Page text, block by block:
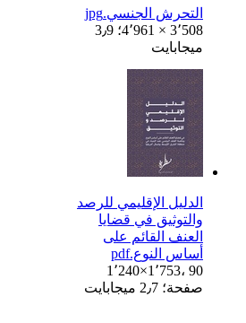
التحرش الجنسي.jpg
4٬961 × 3٬508؛ 3٫9
ميجابايت
الدليل الإقليمي للرصد
والتوثيق في قضايا
العنف القائم على
أساس النوع.pdf
1٬240×1٬753، 90
صفحة؛ 2٫7 ميجابايت